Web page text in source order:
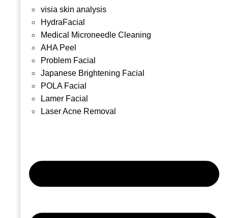
visia skin analysis
HydraFacial
Medical Microneedle Cleaning
AHA Peel
Problem Facial
Japanese Brightening Facial
POLA Facial
Lamer Facial
Laser Acne Removal